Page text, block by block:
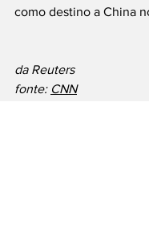
como destino a China
da Reuters
fonte: CNN